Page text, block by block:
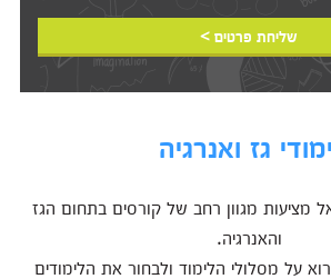
שליחת פרטים >
גז ואנרגיה
מציעות מגוון רחב של קורסים בתחום הגז
והאנרגיה.
על מסלולי הלימוד ולבחור את הלימודים